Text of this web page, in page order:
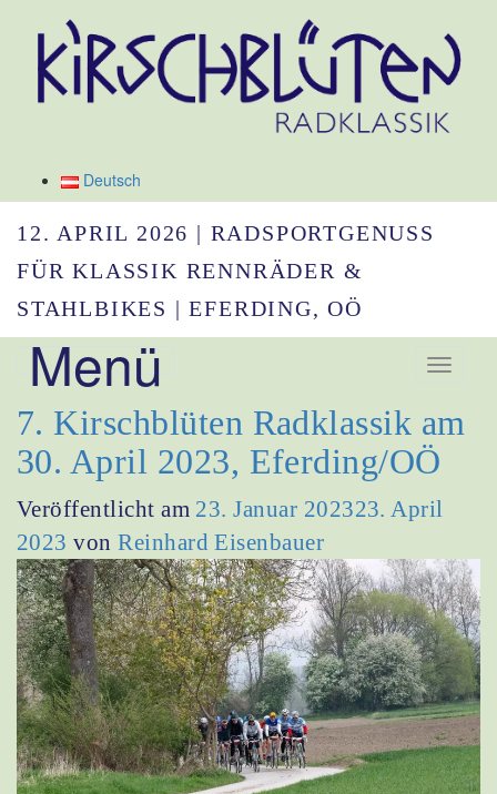
Deutsch
12. APRIL 2026 | RADSPORTGENUSS
FÜR KLASSIK RENNRÄDER &
STAHLBIKES | EFERDING, OÖ
Menü Navigation
7. Kirschblüten Radklassik am
30. April 2023, Eferding/OÖ
Veröffentlicht am 23. Januar 202323. April
2023 vonReinhard Eisenbauer